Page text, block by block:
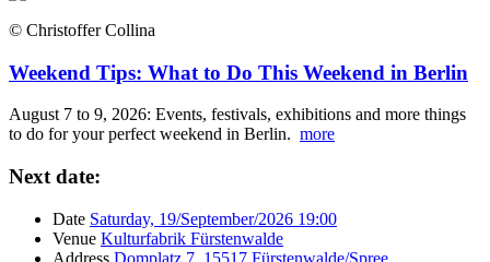
© Christoffer Collina
Weekend Tips: What to Do This Weekend in Berlin
August 7 to 9, 2026: Events, festivals, exhibitions and more things
to do for your perfect weekend in Berlin. more
Next date:
Date Saturday, 19/September/2026 19:00
Venue Kulturfabrik Fürstenwalde
Address Domplatz 7, 15517 Fürstenwalde/Spree